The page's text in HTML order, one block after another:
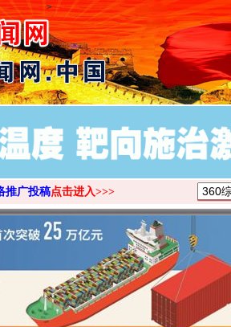
>
推广投稿点击进入>>>